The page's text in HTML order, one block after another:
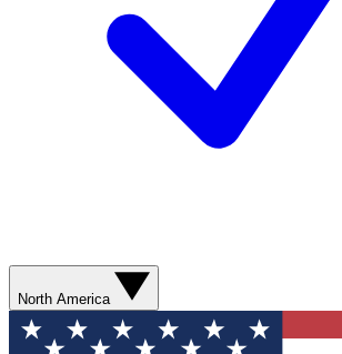
North America